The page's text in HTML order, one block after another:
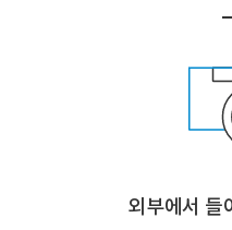
외부에서 들